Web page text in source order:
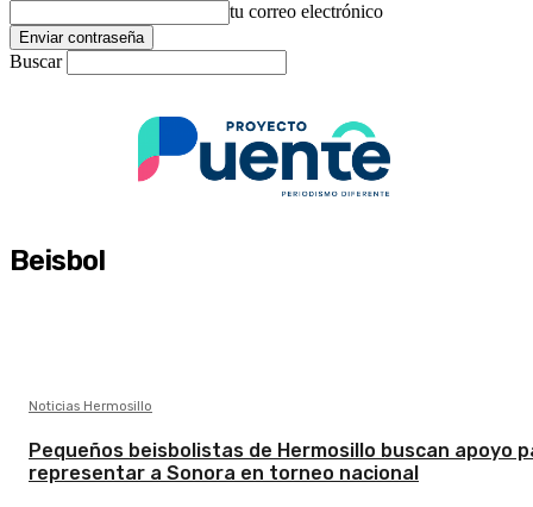
tu correo electrónico
Buscar
Beisbol
Noticias Hermosillo
Pequeños beisbolistas de Hermosillo buscan apoyo
representar a Sonora en torneo nacional